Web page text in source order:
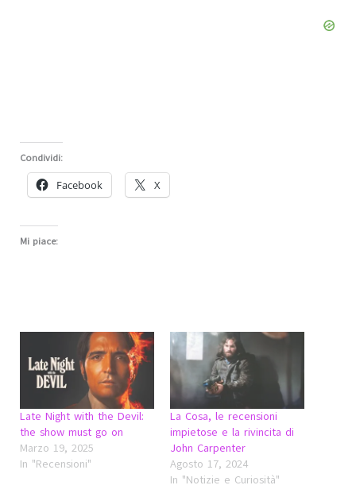
Condividi:
Facebook X
Mi piace:
Late Night with the Devil:
the show must go on
Marzo 19, 2025
In "Recensioni"
La Cosa, le recensioni
impietose e la rivincita di
John Carpenter
Agosto 17, 2024
In "Notizie e Curiosità"